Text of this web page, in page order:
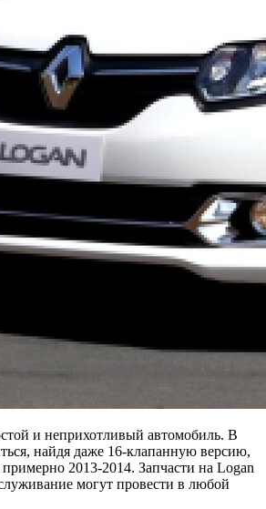
и неприхотливый автомобиль. В
найдя даже 16-клапанную версию,
2013-2014. Запчасти на Logan
могут провести в любой